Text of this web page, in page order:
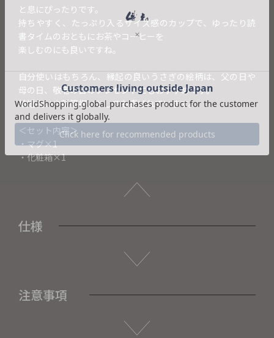
と息にぴったりです。
持ちやすく、たっぷり入るサイズ感のカップで、ゆったり読
書タイムのおともにお茶やコーヒーを
楽しむのにも良いですね。
自分使いはもちろん、縁起の良いうさぎの絵柄は、父の日や
母の日、敬老の日のプレゼントにもおすすめです。
結婚祝いや新築祝いとしても喜ばれています。
＜セット内容＞
・マグ×1
・化粧箱×1
仕様
注意事項